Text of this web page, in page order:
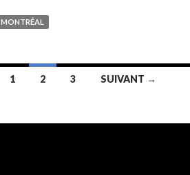
MONTRÉAL
1 2 3 SUIVANT →